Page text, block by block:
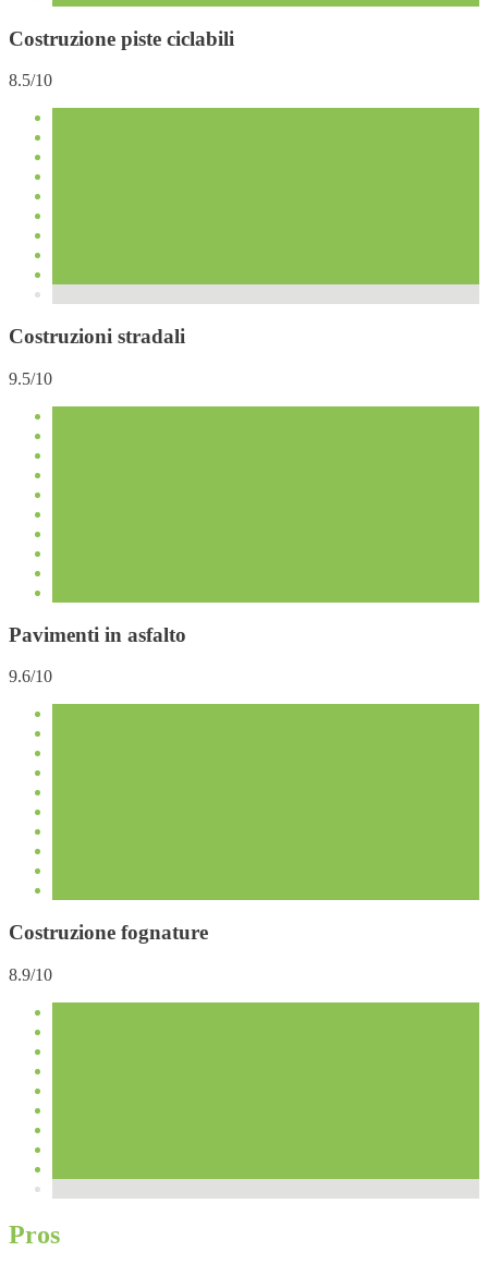
Costruzione piste ciclabili
8.5/10
Costruzioni stradali
9.5/10
Pavimenti in asfalto
9.6/10
Costruzione fognature
8.9/10
Pros